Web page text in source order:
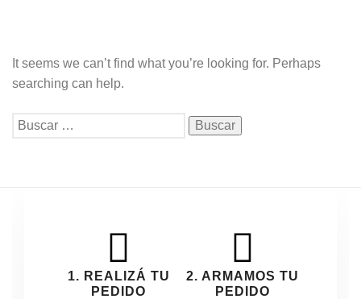
It seems we can’t find what you’re looking for. Perhaps
searching can help.
Buscar:
1. REALIZÁ TU
PEDIDO
2. ARMAMOS TU
PEDIDO